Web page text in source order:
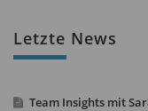
Letzte News
Team Insights mit